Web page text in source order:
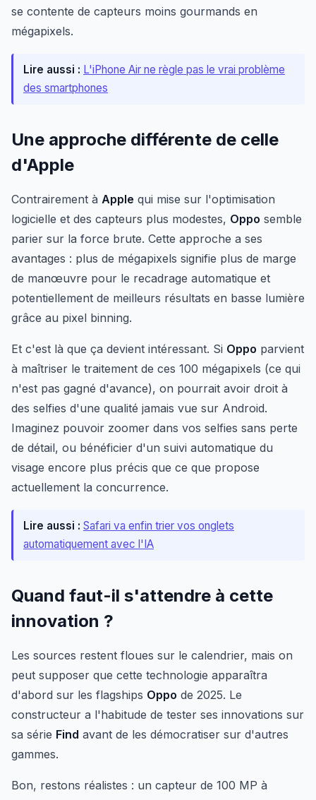
se contente de capteurs moins gourmands en
mégapixels.
Lire aussi : L'iPhone Air ne règle pas le vrai problème
des smartphones
Une approche différente de celle
d'Apple
Contrairement à Apple qui mise sur l'optimisation
logicielle et des capteurs plus modestes, Oppo semble
parier sur la force brute. Cette approche a ses
avantages : plus de mégapixels signifie plus de marge
de manœuvre pour le recadrage automatique et
potentiellement de meilleurs résultats en basse lumière
grâce au pixel binning.
Et c'est là que ça devient intéressant. Si Oppo parvient
à maîtriser le traitement de ces 100 mégapixels (ce qui
n'est pas gagné d'avance), on pourrait avoir droit à
des selfies d'une qualité jamais vue sur Android.
Imaginez pouvoir zoomer dans vos selfies sans perte
de détail, ou bénéficier d'un suivi automatique du
visage encore plus précis que ce que propose
actuellement la concurrence.
Lire aussi : Safari va enfin trier vos onglets
automatiquement avec l'IA
Quand faut-il s'attendre à cette
innovation ?
Les sources restent floues sur le calendrier, mais on
peut supposer que cette technologie apparaîtra
d'abord sur les flagships Oppo de 2025. Le
constructeur a l'habitude de tester ses innovations sur
sa série Find avant de les démocratiser sur d'autres
gammes.
Bon, restons réalistes : un capteur de 100 MP à